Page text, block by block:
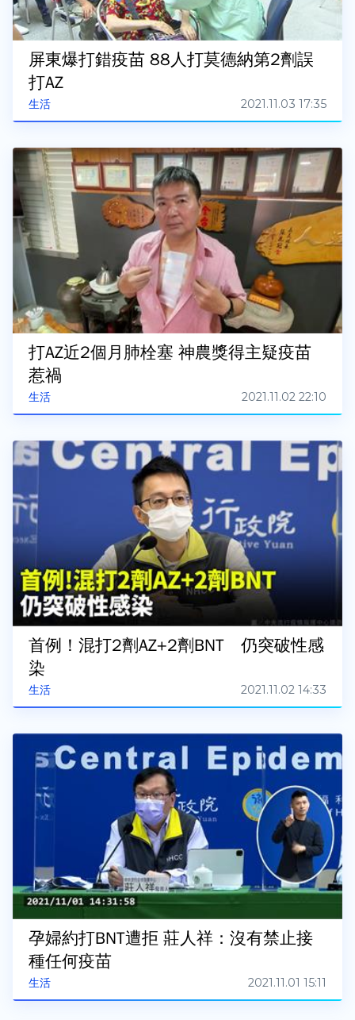
生活
屏東爆打錯疫苗 88人打莫德納第2劑誤
打AZ
2021.11.03 17:35
生活
打AZ近2個月肺栓塞 神農獎得主疑疫苗
惹禍
2021.11.02 22:10
生活
首例！混打2劑AZ+2劑BNT 仍突破性感
染
2021.11.02 14:33
生活
孕婦約打BNT遭拒 莊人祥：沒有禁止接
種任何疫苗
2021.11.01 15:11